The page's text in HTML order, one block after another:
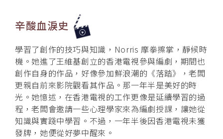
辛酸血淚史
學習了創作的技巧與知識，Norris 摩拳擦掌，靜候時
機。她進了王維基創立的香港電視參與編劇，期間也
創作自身的作品，好像參加鮮浪潮的《落踏》，老闆
更親自前來影院觀看其作品。那一年半是美好的時
光。她憶述，在香港電視的工作更像是延續學習的過
程，老闆會邀請一些心理學家來為編劇授課，讓她從
知識與實踐中學習。不過，一年半後因香港電視未獲
發牌，她便從好夢中醒來。